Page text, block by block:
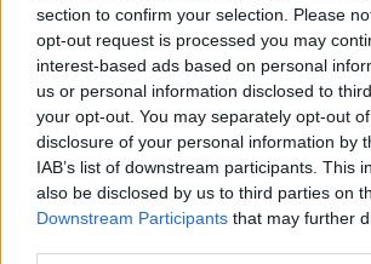
section to confirm your selection. Please
opt-out request is processed you may
interest-based ads based on personal
us or personal information disclosed to
your opt-out. You may separately opt-out
disclosure of your personal information by
IAB’s list of downstream participants. This
also be disclosed by us to third parties on
Downstream Participants that may further